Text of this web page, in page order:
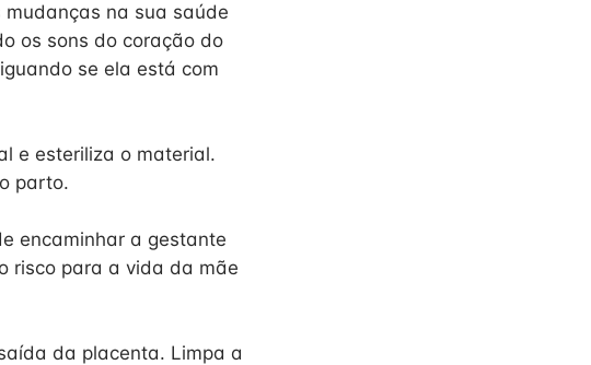
na sua saúde
os sons do coração do
se ela está com
e esteriliza o material.
parto.
encaminhar a gestante
risco para a vida da mãe
da placenta. Limpa a